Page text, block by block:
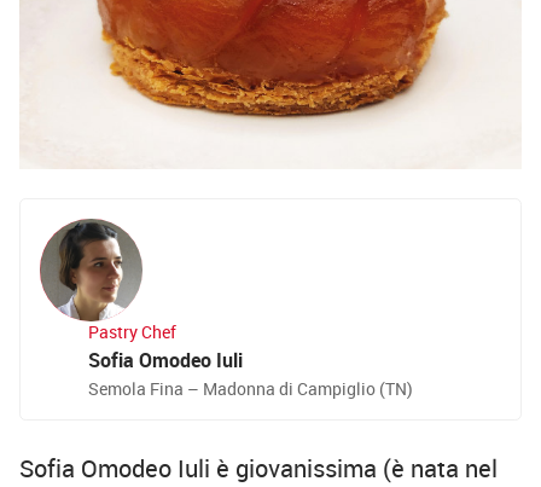
Pastry Chef
Sofia Omodeo Iuli
Semola Fina – Madonna di Campiglio (TN)
Sofia Omodeo Iuli è giovanissima (è nata nel